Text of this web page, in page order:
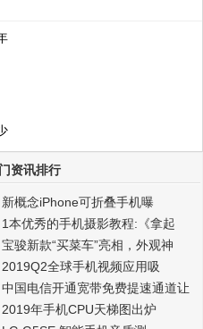
资讯排行
新概念iPhone可折叠手机曝
1本优秀的手机摄影教程:《拿起
宝骏新款“买菜车”亮相，外观神
2019Q2全球手机视频应用吸
中国电信开通宽带免费提速通道让
2019年手机CPU天梯图出炉